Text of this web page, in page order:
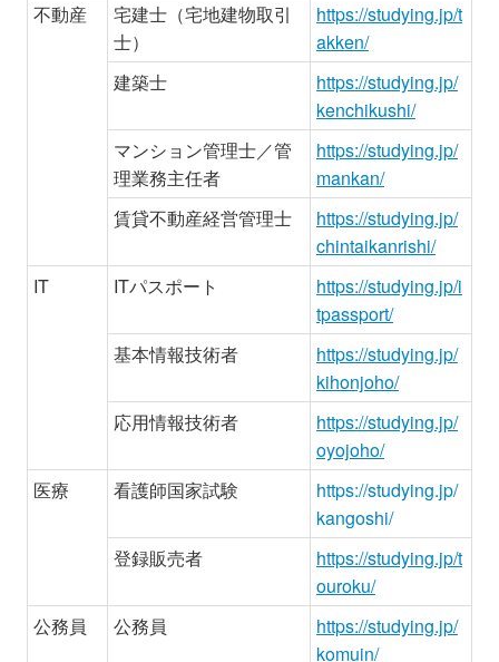
不動産
宅建士（宅地建物取引
士）
https://studying.jp/t
akken/
建築士
https://studying.jp/
kenchikushi/
マンション管理士／管
理業務主任者
https://studying.jp/
mankan/
賃貸不動産経営管理士
https://studying.jp/
chintaikanrishi/
IT
ITパスポート
https://studying.jp/i
tpassport/
基本情報技術者
https://studying.jp/
kihonjoho/
応用情報技術者
https://studying.jp/
oyojoho/
医療
看護師国家試験
https://studying.jp/
kangoshi/
登録販売者
https://studying.jp/t
ouroku/
公務員
公務員
https://studying.jp/
komuin/